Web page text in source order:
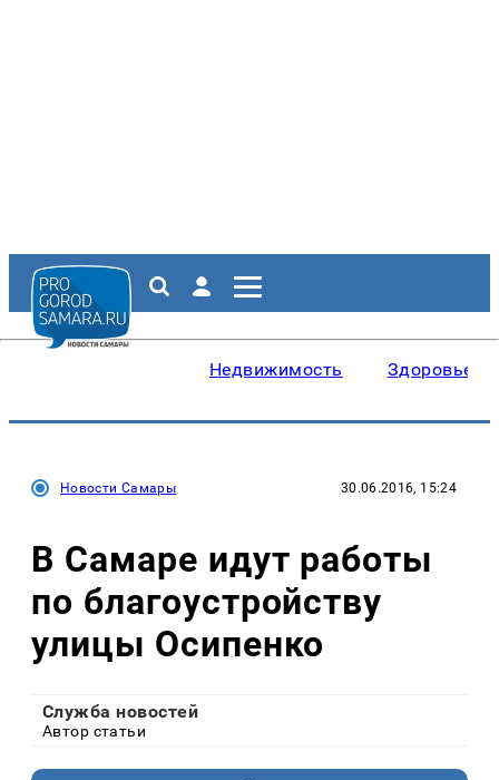
Недвижимость Здоровье
Новости Самары 30.06.2016, 15:24
В Самаре идут работы
по благоустройству
улицы Осипенко
Служба новостей
Автор статьи